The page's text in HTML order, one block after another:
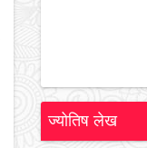
ज्योतिष लेख